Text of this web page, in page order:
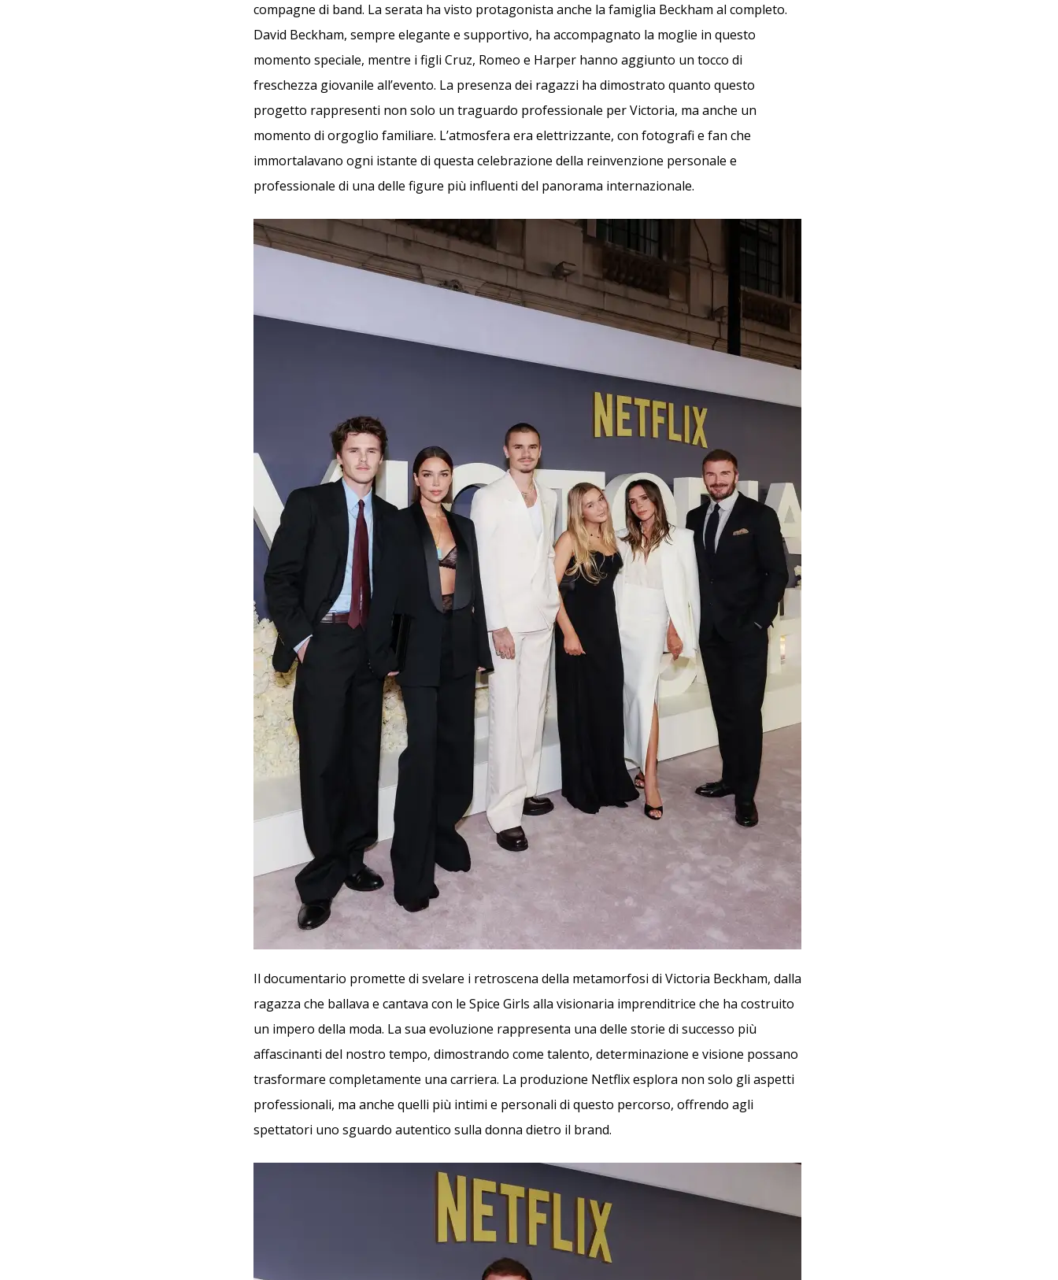
compagne di band. La serata ha visto protagonista anche la famiglia Beckham al completo.
David Beckham, sempre elegante e supportivo, ha accompagnato la moglie in questo
momento speciale, mentre i figli Cruz, Romeo e Harper hanno aggiunto un tocco di
freschezza giovanile all’evento. La presenza dei ragazzi ha dimostrato quanto questo
progetto rappresenti non solo un traguardo professionale per Victoria, ma anche un
momento di orgoglio familiare. L’atmosfera era elettrizzante, con fotografi e fan che
immortalavano ogni istante di questa celebrazione della reinvenzione personale e
professionale di una delle figure più influenti del panorama internazionale.
Il documentario promette di svelare i retroscena della metamorfosi di Victoria Beckham, dalla
ragazza che ballava e cantava con le Spice Girls alla visionaria imprenditrice che ha costruito
un impero della moda. La sua evoluzione rappresenta una delle storie di successo più
affascinanti del nostro tempo, dimostrando come talento, determinazione e visione possano
trasformare completamente una carriera. La produzione Netflix esplora non solo gli aspetti
professionali, ma anche quelli più intimi e personali di questo percorso, offrendo agli
spettatori uno sguardo autentico sulla donna dietro il brand.